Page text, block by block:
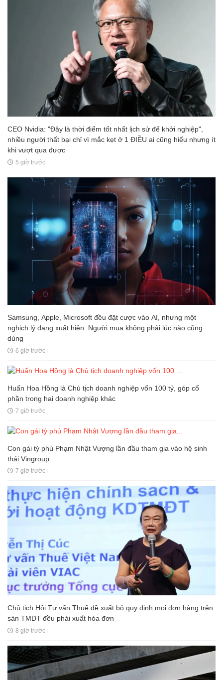
CEO Nvidia: "Đây là thời điểm tốt nhất lịch sử để khởi nghiệp",
nhiều người thất bại chỉ vì mắc kẹt ở 1 ĐIỀU ai cũng hiểu nhưng ít
khi vượt qua được
5 giờ trước
Samsung, Apple, Microsoft đều đặt cược vào AI, nhưng một
nghịch lý đang xuất hiện: Người mua không phải lúc nào cũng
dùng
6 giờ trước
Huấn Hoa Hồng là Chủ tịch doanh nghiệp vốn 100 tỷ, góp cổ
phần trong hai doanh nghiệp khác
7 giờ trước
Con gái tỷ phú Phạm Nhật Vượng lần đầu tham gia vào hệ sinh
thái Vingroup
7 giờ trước
Chủ tịch Hội Tư vấn Thuế đề xuất bỏ quy định mọi đơn hàng trên
sàn TMĐT đều phải xuất hóa đơn
8 giờ trước